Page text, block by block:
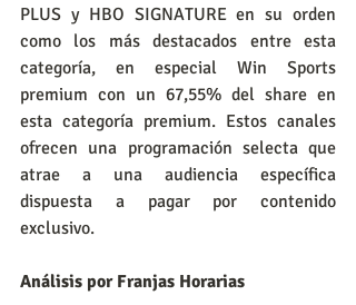
PLUS y HBO SIGNATURE en su orden
como los más destacados entre esta
categoría, en especial Win Sports
premium con un 67,55% del share en
esta categoría premium. Estos canales
ofrecen una programación selecta que
atrae a una audiencia específica
dispuesta a pagar por contenido
exclusivo.
Análisis por Franjas Horarias